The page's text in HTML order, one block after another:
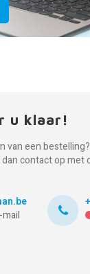
u klaar!
van een
contact op met